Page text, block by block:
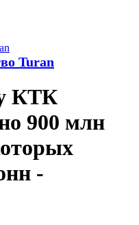
Turan
КТК
900 млн
-